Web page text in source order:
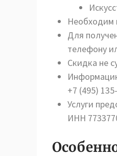
Необходим
Для
телефону
Скидка не
+7 (495)
Услуги
ИНН